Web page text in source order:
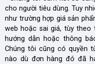
cho người tiêu dùng. Tuy
như trường hợp giá sản
web hoặc sai giá, tùy theo
hướng dẫn hoặc thông
Chúng tôi cũng có quyền
nào dù đơn hàng đó đã